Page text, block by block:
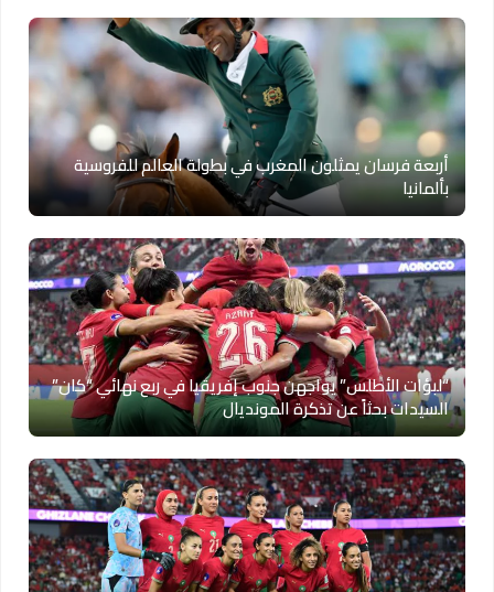
أربعة فرسان يمثلون المغرب في بطولة العالم للفروسية
بألمانيا
“لبؤات الأطلس” يواجهن جنوب إفريقيا في ربع نهائي “كان”
السيدات بحثاً عن تذكرة المونديال